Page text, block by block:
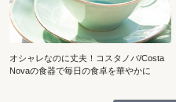
オシャレなのに丈夫！コスタノバ/Costa
Novaの食器で毎日の食卓を華やかに